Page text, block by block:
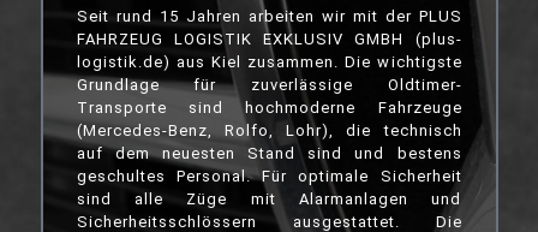
Seit rund 15 Jahren arbeiten wir mit der PLUS
FAHRZEUG LOGISTIK EXKLUSIV GMBH (plus-
logistik.de) aus Kiel zusammen. Die wichtigste
Grundlage für zuverlässige Oldtimer-
Transporte sind hochmoderne Fahrzeuge
(Mercedes-Benz, Rolfo, Lohr), die technisch
auf dem neuesten Stand sind und bestens
geschultes Personal. Für optimale Sicherheit
sind alle Züge mit Alarmanlagen und
Sicherheitsschlössern ausgestattet. Die